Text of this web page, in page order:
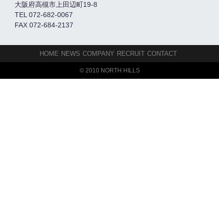
大阪府高槻市上田辺町19-8
TEL 072-682-0067
FAX 072-684-2137
HOME NEWS COMPANY RECRUIT CONTACT
© 2010 NORTH HILLS